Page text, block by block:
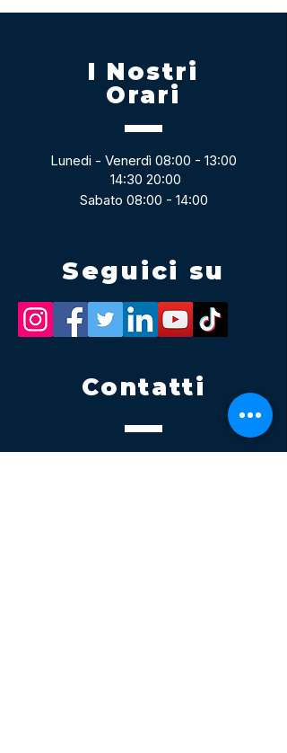
I Nostri
Orari
Lunedi - Venerdì 08:00 - 13:00
14:30 20:00
Sabato 08:00 - 14:00
Seguici su
Contatti